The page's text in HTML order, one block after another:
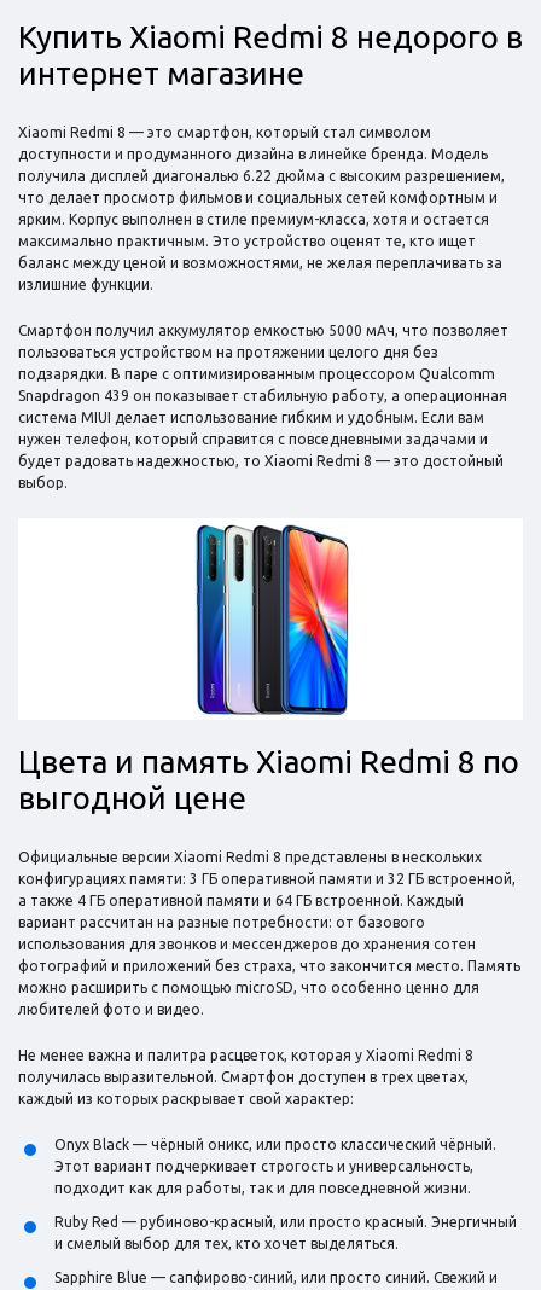
Купить Xiaomi Redmi 8 недорого в
интернет магазине
Xiaomi Redmi 8 — это смартфон, который стал символом
доступности и продуманного дизайна в линейке бренда. Модель
получила дисплей диагональю 6.22 дюйма с высоким разрешением,
что делает просмотр фильмов и социальных сетей комфортным и
ярким. Корпус выполнен в стиле премиум-класса, хотя и остается
максимально практичным. Это устройство оценят те, кто ищет
баланс между ценой и возможностями, не желая переплачивать за
излишние функции.
Смартфон получил аккумулятор емкостью 5000 мАч, что позволяет
пользоваться устройством на протяжении целого дня без
подзарядки. В паре с оптимизированным процессором Qualcomm
Snapdragon 439 он показывает стабильную работу, а операционная
система MIUI делает использование гибким и удобным. Если вам
нужен телефон, который справится с повседневными задачами и
будет радовать надежностью, то Xiaomi Redmi 8 — это достойный
выбор.
Цвета и память Xiaomi Redmi 8 по
выгодной цене
Официальные версии Xiaomi Redmi 8 представлены в нескольких
конфигурациях памяти: 3 ГБ оперативной памяти и 32 ГБ встроенной,
а также 4 ГБ оперативной памяти и 64 ГБ встроенной. Каждый
вариант рассчитан на разные потребности: от базового
использования для звонков и мессенджеров до хранения сотен
фотографий и приложений без страха, что закончится место. Память
можно расширить с помощью microSD, что особенно ценно для
любителей фото и видео.
Не менее важна и палитра расцветок, которая у Xiaomi Redmi 8
получилась выразительной. Смартфон доступен в трех цветах,
каждый из которых раскрывает свой характер:
Onyx Black — чёрный оникс, или просто классический чёрный.
Этот вариант подчеркивает строгость и универсальность,
подходит как для работы, так и для повседневной жизни.
Ruby Red — рубиново-красный, или просто красный. Энергичный
и смелый выбор для тех, кто хочет выделяться.
Sapphire Blue — сапфирово-синий, или просто синий. Свежий и